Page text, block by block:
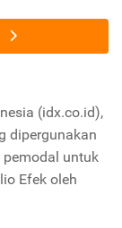
(idx.co.id),
dipergunakan
untuk
Efek oleh